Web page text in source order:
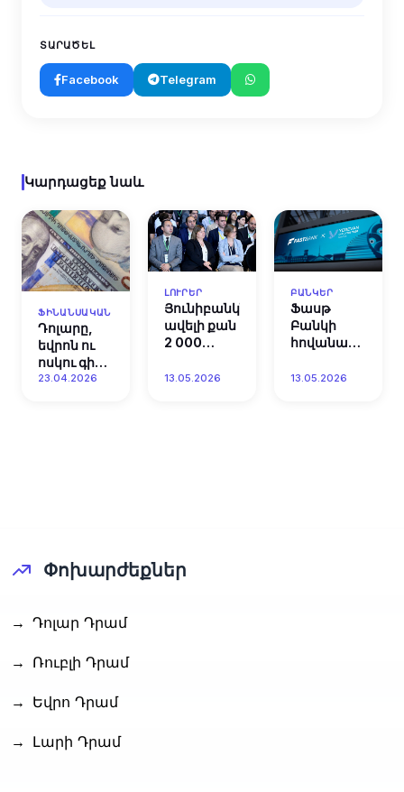
ՏԱՐԱԾԵԼ
Facebook Telegram
Կարդացեք նաև
ՖԻՆԱՆՍԱԿԱՆ
Դոլարը,
եվրոն ու
ոսկու գինը
նվազել են.
23.04.2026
ԼՈՒՐԵՐ
Յունիբանկն
ավելի քան
2 000
ՓՄՁ
13.05.2026
ԲԱՆԿԵՐ
Ֆասթ
Բանկի
«Yerevan
13.05.2026
Փոխարժեքներ
→ Դոլար Դրամ
→ Ռուբլի Դրամ
→ Եվրո Դրամ
→ Լարի Դրամ